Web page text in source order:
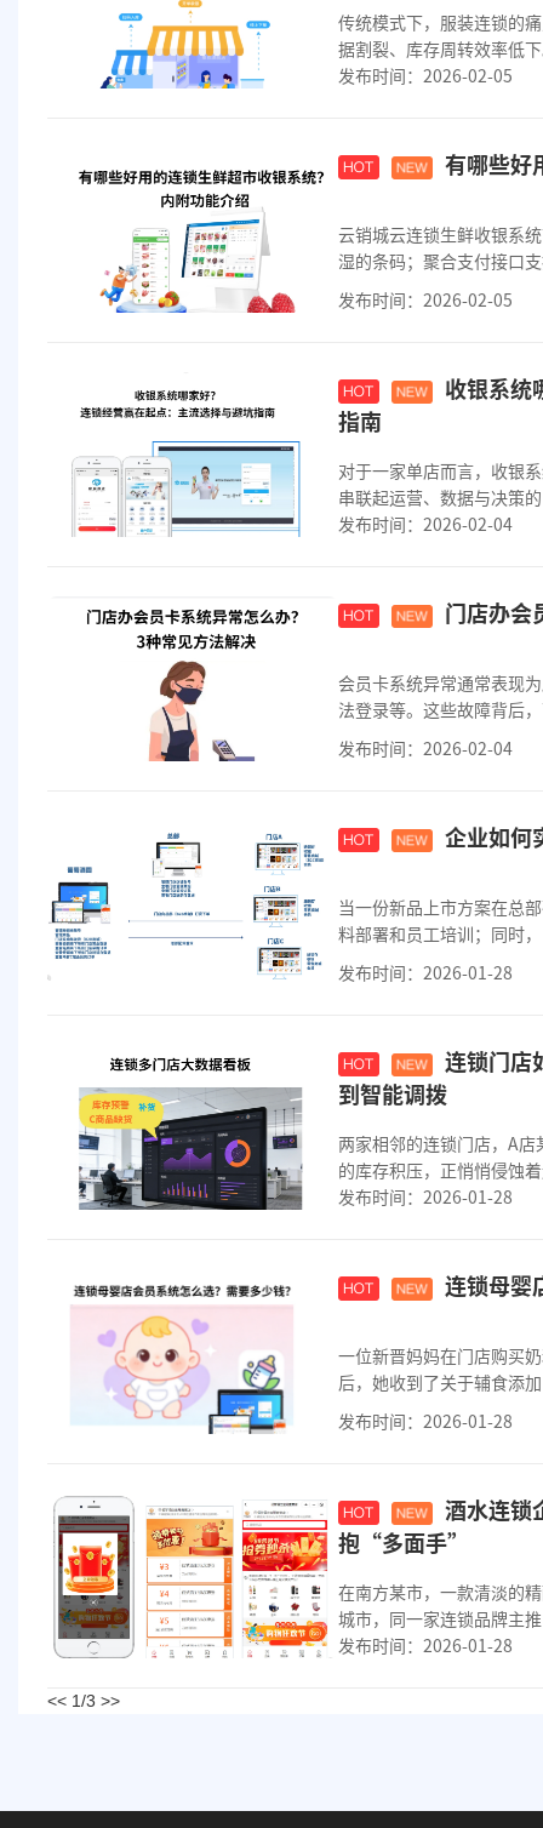
传统模式下，服装连锁的
据割裂、库存周转效率低
端供应链无缝对...
发布时间：2026-02-05
有哪些好
云销城云连锁生鲜收银系
湿的条码；聚合支付接口
间压缩至30秒...
发布时间：2026-02-05
收银系统
指南
对于一家单店而言，收银
串联起运营、数据与决策
扩张步伐稳健；...
发布时间：2026-02-04
门店办会
会员卡系统异常通常表现
法登录等。这些故障背后
发布时间：2026-02-04
企业如何
当一份新品上市方案在总
料部署和员工培训；同时
这种敏捷协...
发布时间：2026-01-28
连锁门店
到智能调拨
两家相邻的连锁门店，A
的库存积压，正悄悄侵蚀
发布时间：2026-01-28
连锁母婴
一位新晋妈妈在门店购买
后，她收到了关于辅食添
正是专业...
发布时间：2026-01-28
酒水连锁
抱“多面手”
在南方某市，一款清淡的
城市，同一家连锁品牌主
套门店管理系统...
发布时间：2026-01-28
<< 1/3 >>